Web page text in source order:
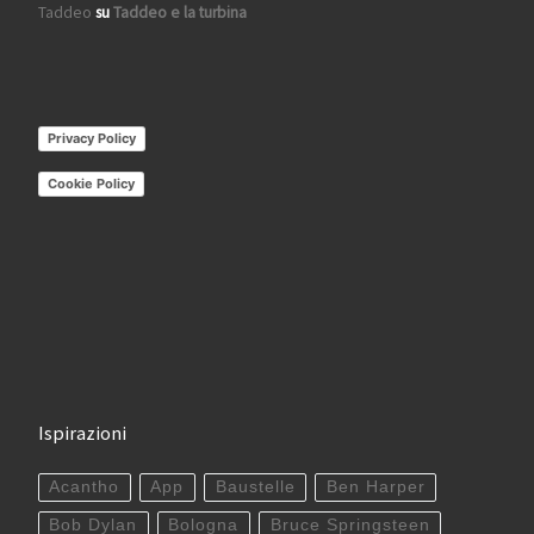
Taddeo suTaddeo e la turbina
Privacy Policy
Cookie Policy
Ispirazioni
Acantho App Baustelle Ben Harper
Bob Dylan Bologna Bruce Springsteen